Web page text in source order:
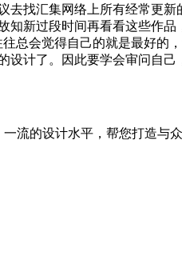
找汇集网络上所有经常更
新过段时间再看看这些作
总会觉得自己的就是最好的
计了。因此要学会审问自
流的设计水平，帮您打造与